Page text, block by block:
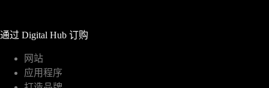
通过 Digital Hub 订购
网站
应用程序